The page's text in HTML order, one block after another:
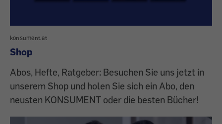
konsument.at
Shop
Abos, Hefte, Ratgeber: Besuchen Sie uns jetzt in
unserem Shop und holen Sie sich ein Abo, den
neusten KONSUMENT oder die besten Bücher!